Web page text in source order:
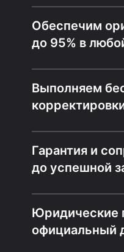
Обеспечим
до 95% в
Выполняем
Гарантия и
до успешной
Юридические
официальный